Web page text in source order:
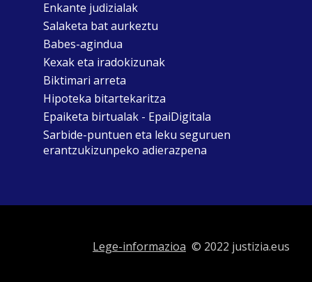
Enkante judizialak
Salaketa bat aurkeztu
Babes-agindua
Kexak eta iradokizunak
Biktimari arreta
Hipoteka bitartekaritza
Epaiketa birtualak - EpaiDigitala
Sarbide-puntuen eta leku seguruen
erantzukizunpeko adierazpena
Lege-informazioa © 2022 justizia.eus